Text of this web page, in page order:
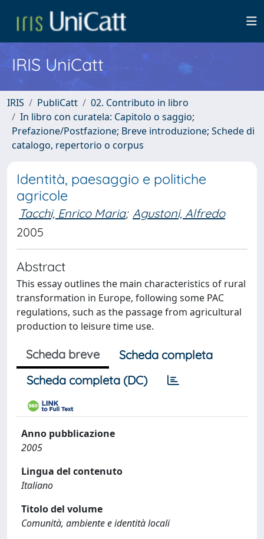
IRIS UniCatt
IRIS PubliCatt
02. Contributo in libro
In libro con curatela: Capitolo o saggio;
Prefazione/Postfazione; Breve introduzione; Schede di
catalogo, repertorio o corpus
Identità, paesaggio e politiche
agricole
Tacchi, Enrico Maria; Agustoni, Alfredo
2005
Abstract
This essay outlines the main characteristics of rural
transformation in Europe, following some PAC
regulations, such as the passage from agricultural
production to leisure time use.
Scheda breve
Scheda completa
Scheda completa (DC)
Anno pubblicazione
2005
Lingua del contenuto
Italiano
Titolo del volume
Comunità, ambiente e identità locali